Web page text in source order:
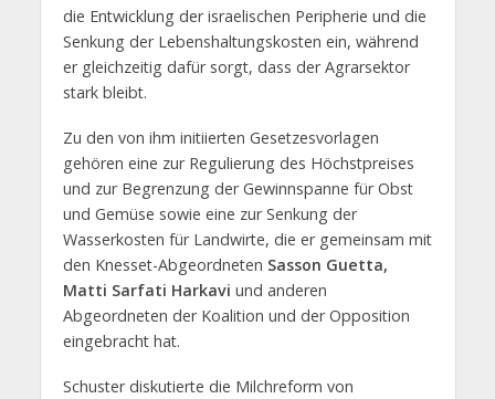
die Entwicklung der israelischen Peripherie und die
Senkung der Lebenshaltungskosten ein, während
er gleichzeitig dafür sorgt, dass der Agrarsektor
stark bleibt.
Zu den von ihm initiierten Gesetzesvorlagen
gehören eine zur Regulierung des Höchstpreises
und zur Begrenzung der Gewinnspanne für Obst
und Gemüse sowie eine zur Senkung der
Wasserkosten für Landwirte, die er gemeinsam mit
den Knesset-Abgeordneten Sasson Guetta,
Matti Sarfati Harkavi und anderen
Abgeordneten der Koalition und der Opposition
eingebracht hat.
Schuster diskutierte die Milchreform von